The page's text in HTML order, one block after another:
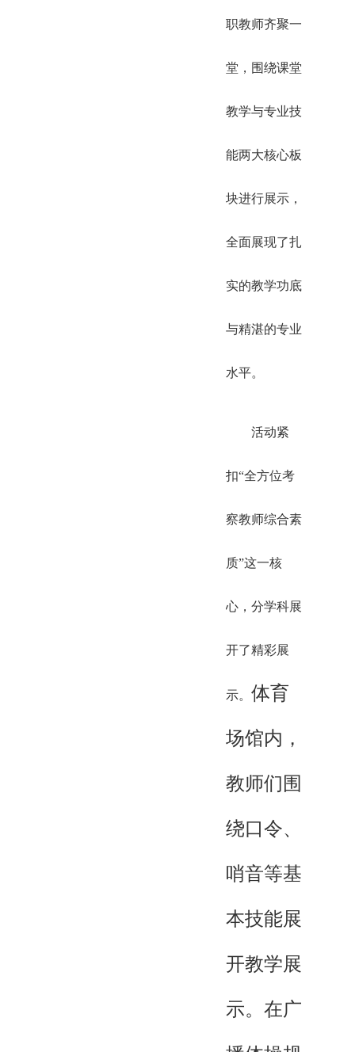
职教师齐聚一
堂，围绕课堂
教学与专业技
能两大核心板
块进行展示，
全面展现了扎
实的教学功底
与精湛的专业
水平。
活动紧
扣“全方位考
察教师综合素
质”这一核
心，分学科展
开了精彩展
示。 体育
场馆内，
教师们围
绕口令、
哨音等基
本技能展
开教学展
示。在广